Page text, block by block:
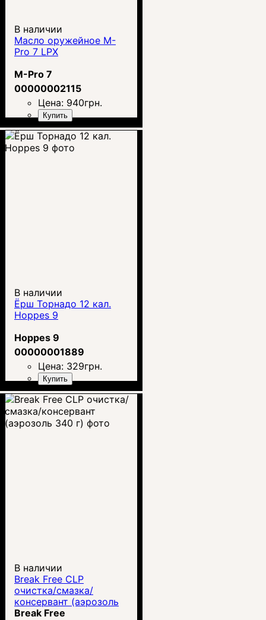
В наличии
Масло оружейное M-
Pro 7 LPX
M-Pro 7
00000002115
Цена: 940грн.
Купить
В наличии
Ёрш Торнадо 12 кал.
Hoppes 9
Hoppes 9
00000001889
Цена: 329грн.
Купить
В наличии
Break Free CLP
очистка/смазка/
консервант (аэрозоль
340 г)
Break Free